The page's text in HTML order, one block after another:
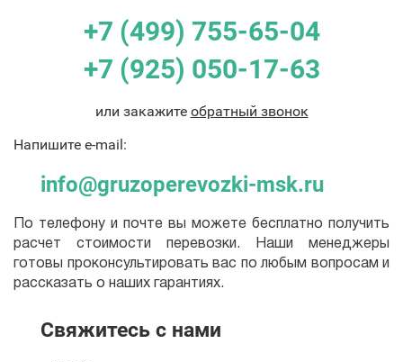
+7 (499) 755-65-04
+7 (925) 050-17-63
или закажите обратный звонок
Напишите e-mail:
info@gruzoperevozki-msk.ru
По телефону и почте вы можете бесплатно получить
расчет стоимости перевозки. Наши менеджеры
готовы проконсультировать вас по любым вопросам и
рассказать о наших гарантиях.
Свяжитесь с нами